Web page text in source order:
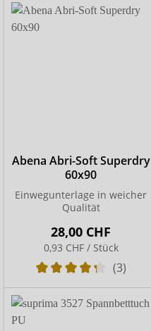
Abena Abri-Soft Superdry
60x90
Einwegunterlage in weicher
Qualität
28,00 CHF
0,93 CHF / Stück
(3)